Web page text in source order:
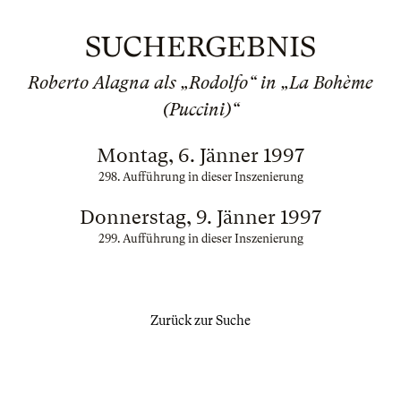
SUCHERGEBNIS
Roberto Alagna als „Rodolfo“ in „La Bohème
(Puccini)“
Montag, 6. Jänner 1997
298. Aufführung in dieser Inszenierung
Donnerstag, 9. Jänner 1997
299. Aufführung in dieser Inszenierung
Zurück zur Suche